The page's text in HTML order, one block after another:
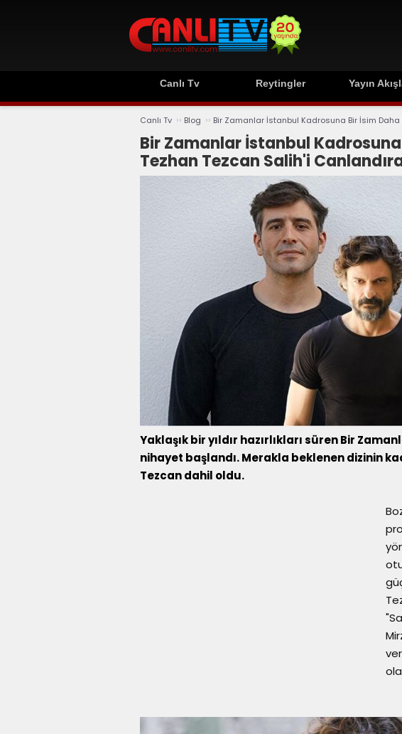
Canlı Tv Reytingler Yayın
Canlı Tv ›› Blog ›› Bir Zamanlar İstanbul Kadrosuna Bir İsim
Bir Zamanlar İstanbul
Tezhan Tezcan Salih'i
Yaklaşık bir yıldır hazırlıkları süren Bir
nihayet başlandı. Merakla beklenen dizinin
Tezcan dahil oldu.